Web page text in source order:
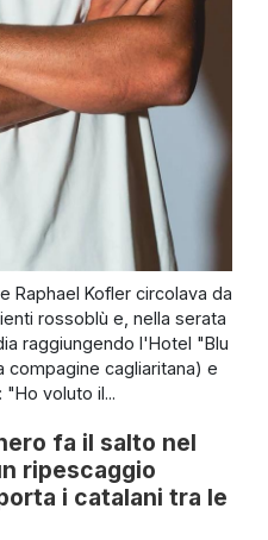
Raphael Kofler circolava da
rossoblù e, nella serata
raggiungendo l'Hotel "Blu
compagine cagliaritana) e
voluto il...
fa il salto nel
ripescaggio
i catalani tra le